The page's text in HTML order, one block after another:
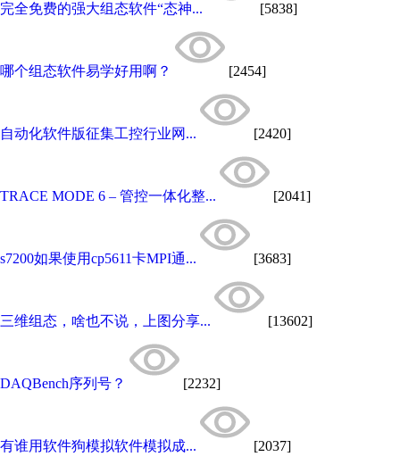
完全免费的强大组态软件“态神... [5838]
哪个组态软件易学好用啊？ [2454]
自动化软件版征集工控行业网... [2420]
TRACE MODE 6 – 管控一体化整... [2041]
s7200如果使用cp5611卡MPI通... [3683]
三维组态，啥也不说，上图分享... [13602]
DAQBench序列号？ [2232]
有谁用软件狗模拟软件模拟成... [2037]